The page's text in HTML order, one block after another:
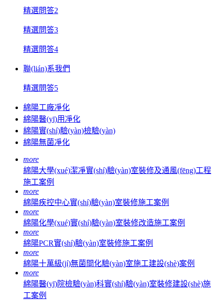
精選問答2
精選問答3
精選問答4
聯(lián)系我們
精選問答5
綿陽工廠凈化
綿陽醫(yī)用凈化
綿陽實(shí)驗(yàn)檢驗(yàn)
綿陽無菌凈化
more
綿陽大學(xué)潔凈實(shí)驗(yàn)室裝修及通風(fēng)工程
施工案例
more
綿陽疾控中心實(shí)驗(yàn)室裝修施工案例
more
綿陽化學(xué)實(shí)驗(yàn)室裝修改造施工案例
more
綿陽PCR實(shí)驗(yàn)室裝修施工案例
more
綿陽十萬級(jí)無菌間化驗(yàn)室施工建設(shè)案例
more
綿陽醫(yī)院檢驗(yàn)科實(shí)驗(yàn)室裝修建設(shè)施
工案例